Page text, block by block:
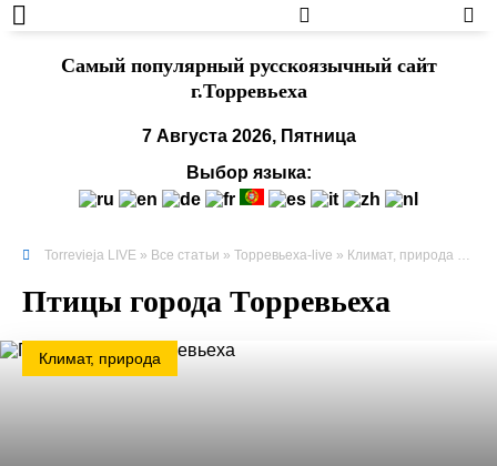
Cамый популярный русскоязычный сайт
г.Торревьеха
7 Августа 2026, Пятница
Выбор языка:
Torrevieja LIVE » Все статьи » Торревьеха-live » Климат, природа
Птицы города Торревьеха
Климат, природа